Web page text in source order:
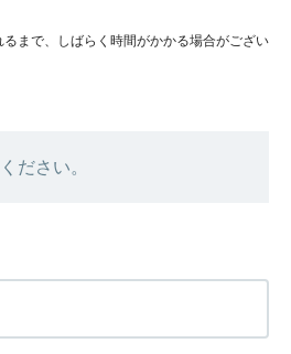
まで、しばらく時間がかかる場合がござい
ださい。